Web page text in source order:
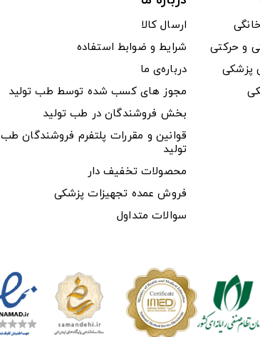
و حرکتی
پزشکی
ارسال کالا
شرایط و ضوابط استفاده
درباره‌ی ما
مجوز های کسب شده توسط طب تولید
بخش فروشندگان در طب تولید
قوانین و مقررات پلتفرم فروشندگان طب
تولید
محصولات تخفیف دار
فروش عمده تجهیزات پزشکی
سوالات متداول